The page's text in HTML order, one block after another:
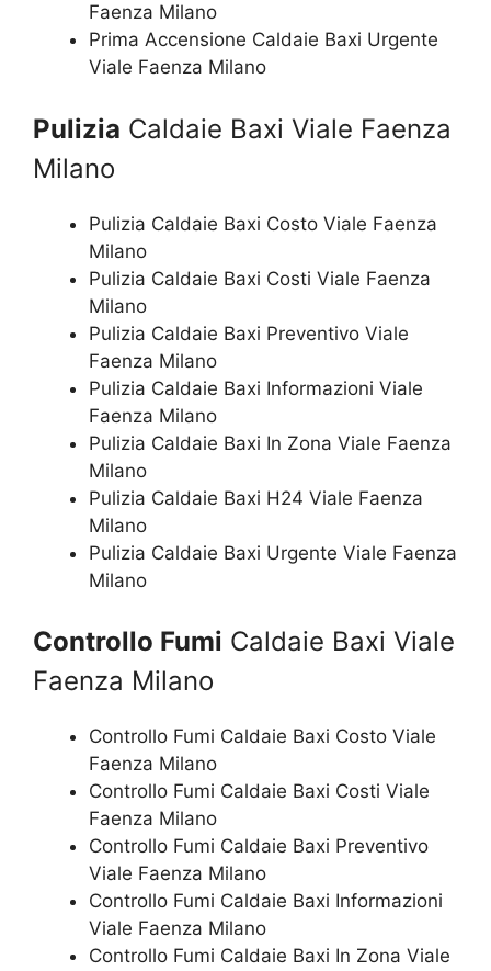
Faenza Milano
Prima Accensione Caldaie Baxi Urgente
Viale Faenza Milano
Pulizia Caldaie Baxi Viale Faenza
Milano
Pulizia Caldaie Baxi Costo Viale Faenza
Milano
Pulizia Caldaie Baxi Costi Viale Faenza
Milano
Pulizia Caldaie Baxi Preventivo Viale
Faenza Milano
Pulizia Caldaie Baxi Informazioni Viale
Faenza Milano
Pulizia Caldaie Baxi In Zona Viale Faenza
Milano
Pulizia Caldaie Baxi H24 Viale Faenza
Milano
Pulizia Caldaie Baxi Urgente Viale Faenza
Milano
Controllo Fumi Caldaie Baxi Viale
Faenza Milano
Controllo Fumi Caldaie Baxi Costo Viale
Faenza Milano
Controllo Fumi Caldaie Baxi Costi Viale
Faenza Milano
Controllo Fumi Caldaie Baxi Preventivo
Viale Faenza Milano
Controllo Fumi Caldaie Baxi Informazioni
Viale Faenza Milano
Controllo Fumi Caldaie Baxi In Zona Viale